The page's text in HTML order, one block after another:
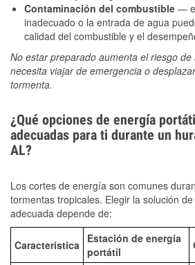
Contaminación del combustible —
inadecuado o la entrada de agua
calidad del combustible y el
No estar preparado aumenta el riesgo
necesita viajar de emergencia o
tormenta.
¿Qué opciones de energía
adecuadas para ti durante un
AL?
Los cortes de energía son comunes
tormentas tropicales. Elegir la solución
adecuada depende de:
Característica
Estación de energía
portátil